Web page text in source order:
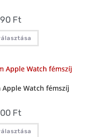
Ft
Watch fémszíj
Ft